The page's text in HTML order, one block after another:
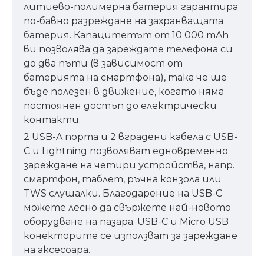
литиево-полимерна батерия гарантира
по-бавно разреждане на захранващата
батерия. Капацитетът от 10 000 mAh
ви позволява да зареждате телефона си
до два пъти (в зависимост от
батерията на смартфона), така че ще
бъде полезен в движение, когато няма
постоянен достъп до електрически
контакти.
2 USB-A порта и 2 вградени кабела с USB-
C и Lightning позволяват едновременно
зареждане на четири устройства, напр.
смартфон, таблет, ръчна конзола или
TWS слушалки. Благодарение на USB-C
можете лесно да свържете най-новото
оборудване на пазара. USB-C и Micro USB
конекторите се използват за зареждане
на аксесоара.